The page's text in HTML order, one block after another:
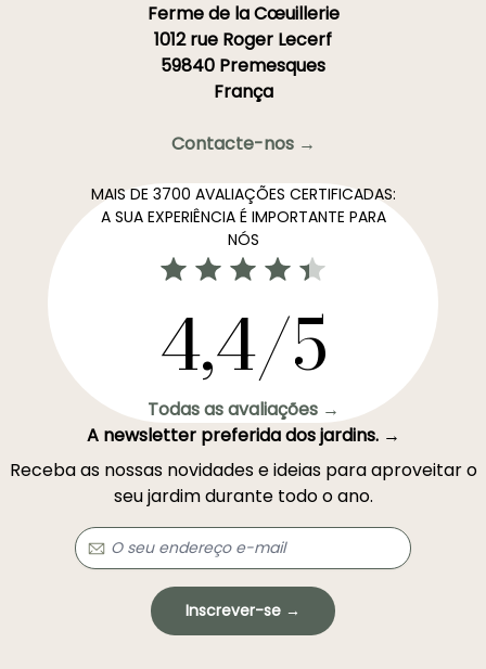
Ferme de la Cœuillerie
1012 rue Roger Lecerf
59840 Premesques
França
Contacte-nos →
MAIS DE 3700 AVALIAÇÕES CERTIFICADAS:
A SUA EXPERIÊNCIA É IMPORTANTE PARA
NÓS
4,4/5
Todas as avaliações →
A newsletter preferida dos jardins. →
Receba as nossas novidades e ideias para aproveitar o
seu jardim durante todo o ano.
Inscrever-se →